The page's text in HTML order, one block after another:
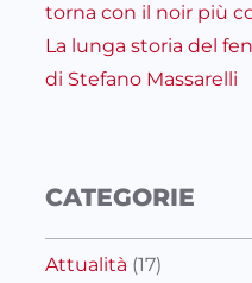
torna con il noir più
La lunga storia del
di Stefano Massarelli
CATEGORIE
Attualità (17)